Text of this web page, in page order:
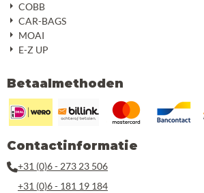
COBB
CAR-BAGS
MOAI
E-Z UP
Betaalmethoden
Contactinformatie
+31 (0)6 - 273 23 506
+31 (0)6 - 181 19 184